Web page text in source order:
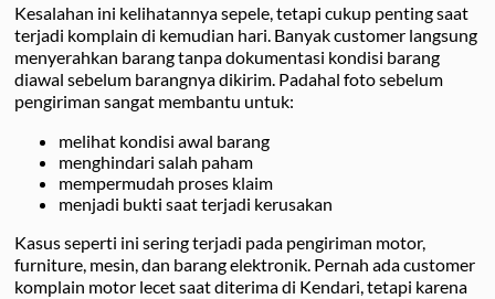
Kesalahan ini kelihatannya sepele, tetapi cukup penting saat
terjadi komplain di kemudian hari. Banyak customer langsung
menyerahkan barang tanpa dokumentasi kondisi barang
diawal sebelum barangnya dikirim. Padahal foto sebelum
pengiriman sangat membantu untuk:
melihat kondisi awal barang
menghindari salah paham
mempermudah proses klaim
menjadi bukti saat terjadi kerusakan
Kasus seperti ini sering terjadi pada pengiriman motor,
furniture, mesin, dan barang elektronik. Pernah ada customer
komplain motor lecet saat diterima di Kendari, tetapi karena